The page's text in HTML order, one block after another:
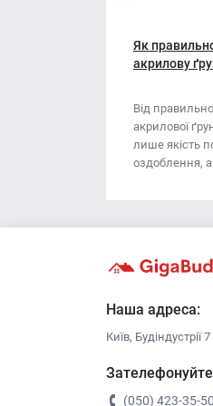
Наждачний
Стрічка
Викрутка
Губки для
Кліщі
Ключі
Лопата
Як
акрилову
Від
акрилової
лише якість
оздоблення, а
Наша адреса:
Київ, Будіндустрії 7
(050) 423-35-50